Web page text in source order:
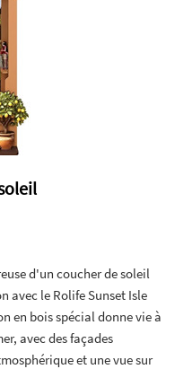
d'un coucher de soleil
avec le Rolife Sunset Isle
en bois spécial donne vie à
avec des façades
et une vue sur